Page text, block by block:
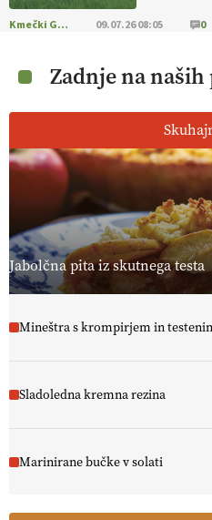
[EKOloško = LOGIČNO ]
Za
VEČ
[EKOloško = LOGIČNO ] Ekološka
PRISLUHNITE
@EUAgri
https://t.co/yev5PreiJu
Kmečki Glas 09.07.26 08:05 0
Zadnje na
Jabolčna pita iz skutnega testa
Mineštra s krompirjem in
Sladoledna kremna rezina
Marinirane bučke v solati